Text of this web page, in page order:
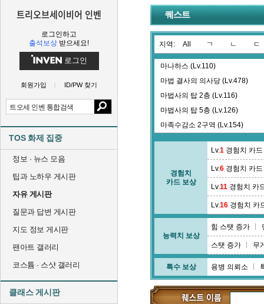
트리오브세이비어 인벤
로그인하고
출석보상 받으세요!
로그인
회원가입 ID/PW 찾기
TOS 화제 집중
정보 · 뉴스 모음
팁과 노하우 게시판
자유 게시판
질문과 답변 게시판
지도 정보 게시판
팬아트 갤러리
코스튬 · 스샷 갤러리
클래스 게시판
퀘스트
지역: All ㄱ ㄴ ㄷ
마나하스 (Lv.110)
마법 결사의 의사당 (Lv.478)
마법사의 탑 2층 (Lv.116)
마법사의 탑 5층 (Lv.126)
마족수감소 2구역 (Lv.154)
마족수감소 5구역 (Lv.163)
메이번 31수역 (Lv.391)
모크슬 묘실 (Lv.188)
뮬러스 통로 (Lv.0)
미크마쉬 사원 (Lv.320)
경험치
카드 보상
Lv.1 경험치 카드
Lv.6 경험치 카드
Lv.11 경험치 카
Lv.16 경험치 카
능력치 보상
힘 스탯 증가
스탯 증가 무
특수 보상 용병 의뢰소